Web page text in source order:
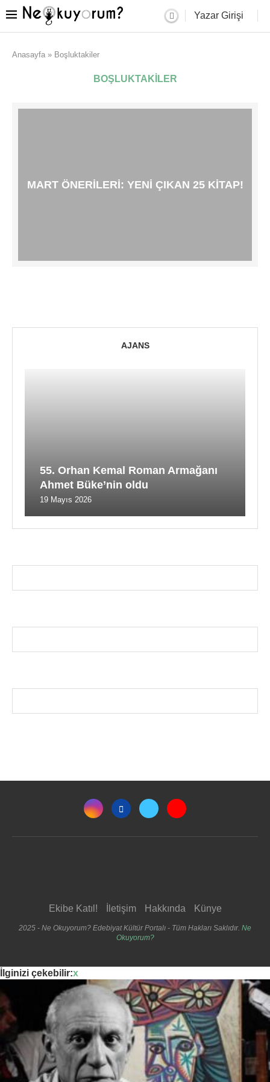
Yazar Girişi
Anasayfa » Boşluktakiler
BOŞLUKTAKILER
MART ÖNERILERI: YENI ÇIKAN 25 KITAP!
AJANS
55. Orhan Kemal Roman Armağanı
Ahmet Büke’nin oldu
19 Mayıs 2026
Ekibe Katıl! İletişim Hakkında Künye
2025 - Ne Okuyorum? Edebiyat Kültür Portalı - Tüm Hakları Saklıdır. Ne
Okuyorum?
İlginizi çekebilir:x